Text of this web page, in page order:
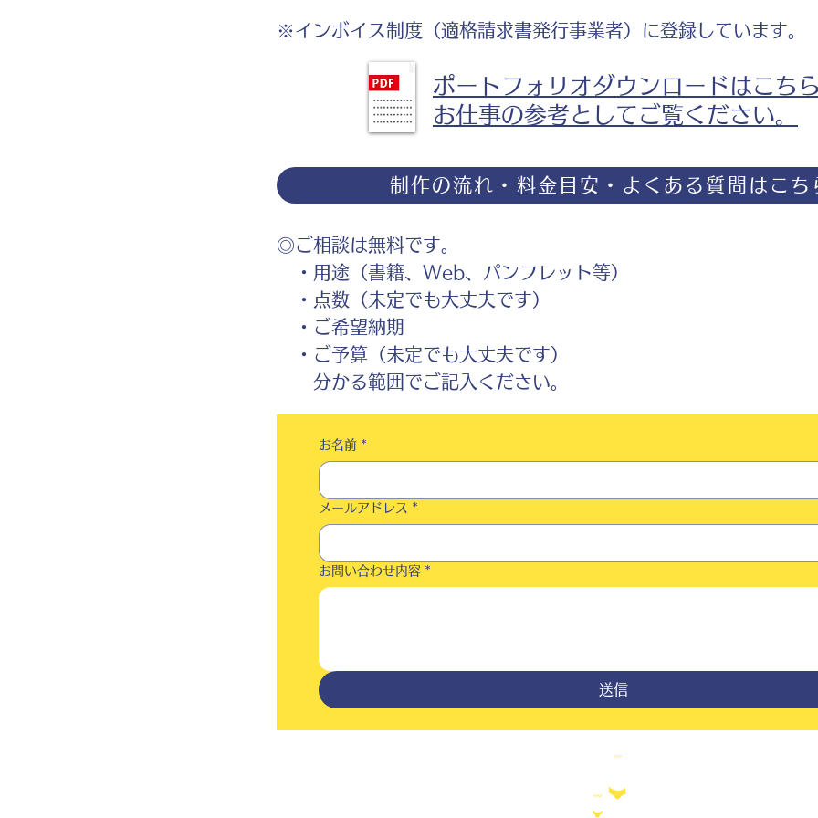
※インボイス制度（適格請求書発行事業者）に登録しています。
ポートフォリオダウンロードはこち
お仕事の参考としてご覧ください。
制作の流れ・料金目安・よくある質問はこち
◎ご相談は無料です。
・用途（書籍、Web、パンフレット等）
・点数（未定でも大丈夫です）
・ご希望納期
・ご予算（未定でも大丈夫です）
分かる範囲でご記入ください。
お名前 *
メールアドレス *
お問い合わせ内容 *
送信